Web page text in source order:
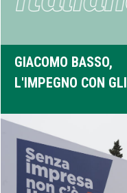
GIACOMO BASSO,
L'IMPEGNO CON